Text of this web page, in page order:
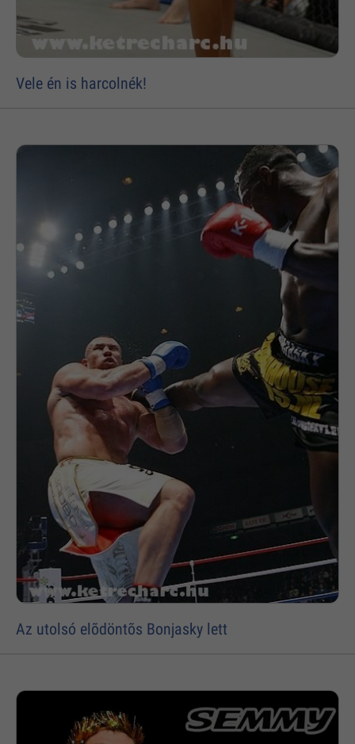
Vele én is harcolnék!
Az utolsó elõdöntõs Bonjasky lett